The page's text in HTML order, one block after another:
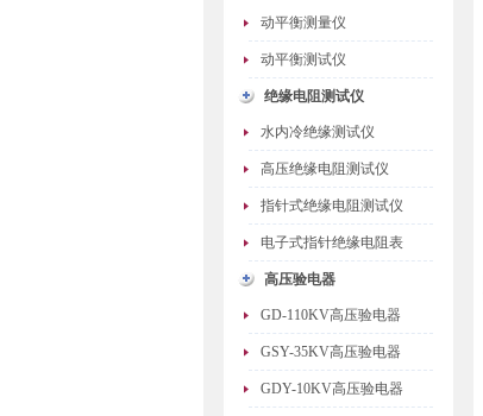
动平衡测量仪
动平衡测试仪
绝缘电阻测试仪
水内冷绝缘测试仪
高压绝缘电阻测试仪
指针式绝缘电阻测试仪
电子式指针绝缘电阻表
高压验电器
GD-110KV高压验电器
GSY-35KV高压验电器
GDY-10KV高压验电器